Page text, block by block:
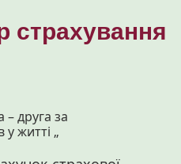
страхування
друга за
житті „